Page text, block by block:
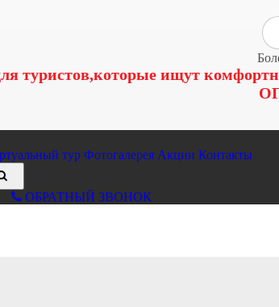
туристов,которые ищут
тур Фотогалерея Акции Контакты
ОБРАТНЫЙ ЗВОНОК